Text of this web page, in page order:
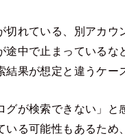
切れている、別アカウ
途中で止まっているな
結果が想定と違うケー
グが検索できない」と
いる可能性もあるため